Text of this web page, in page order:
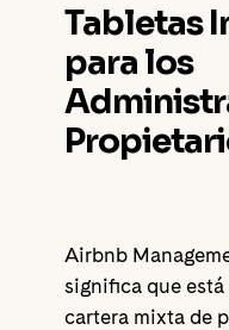
Tabletas
para los
Airbnb
significa que
cartera mixta de